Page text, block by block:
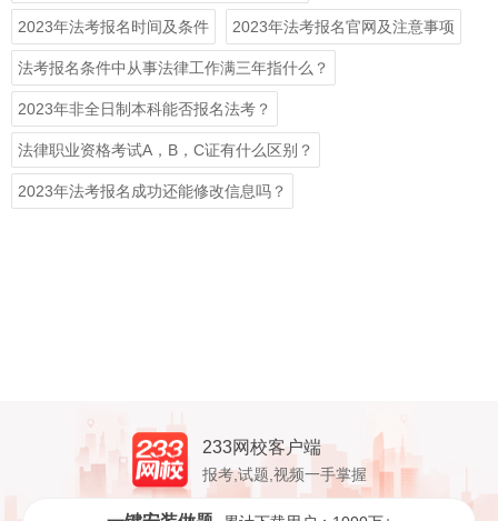
2023年法考报名时间及条件 2023年法考报名官网及注意事项
法考报名条件中从事法律工作满三年指什么？
2023年非全日制本科能否报名法考？
法律职业资格考试A，B，C证有什么区别？
2023年法考报名成功还能修改信息吗？
233网校客户端
报考,试题,视频一手掌握